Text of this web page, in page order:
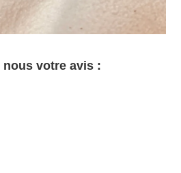
nous votre avis :